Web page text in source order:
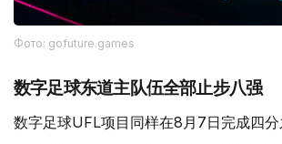
Фото: gofuture.games
数字足球东道主队伍全部止步八强
数字足球UFL项目同样在8月7日完成四分